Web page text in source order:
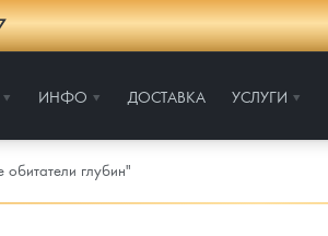
ИНФО ДОСТАВКА УСЛУГИ
глубин"